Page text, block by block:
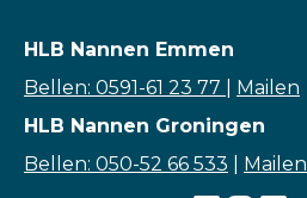
HLB Nannen Emmen
Bellen: 0591-61 23 77
Mailen
HLB Nannen Groningen
Bellen: 050-52 66 533
Mailen